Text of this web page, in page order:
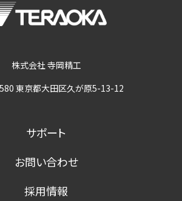
株式会社 寺岡精工
東京都大田区久が原5-13-12
サポート
お問い合わせ
採用情報